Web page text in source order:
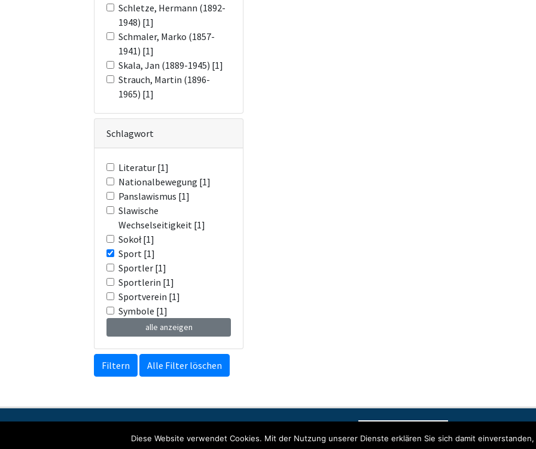
Schletze, Hermann (1892-
1948) [1]
Schmaler, Marko (1857-
1941) [1]
Skala, Jan (1889-1945) [1]
Strauch, Martin (1896-
1965) [1]
Schlagwort
Literatur [1]
Nationalbewegung [1]
Panslawismus [1]
Slawische
Wechselseitigkeit [1]
Sokoł [1]
Sport [1]
Sportler [1]
Sportlerin [1]
Sportverein [1]
Symbole [1]
alle anzeigen
Filtern Alle Filter löschen
©
Diese Website verwendet Cookies. Mit der Nutzung unserer Dienste erklären Sie sich damit